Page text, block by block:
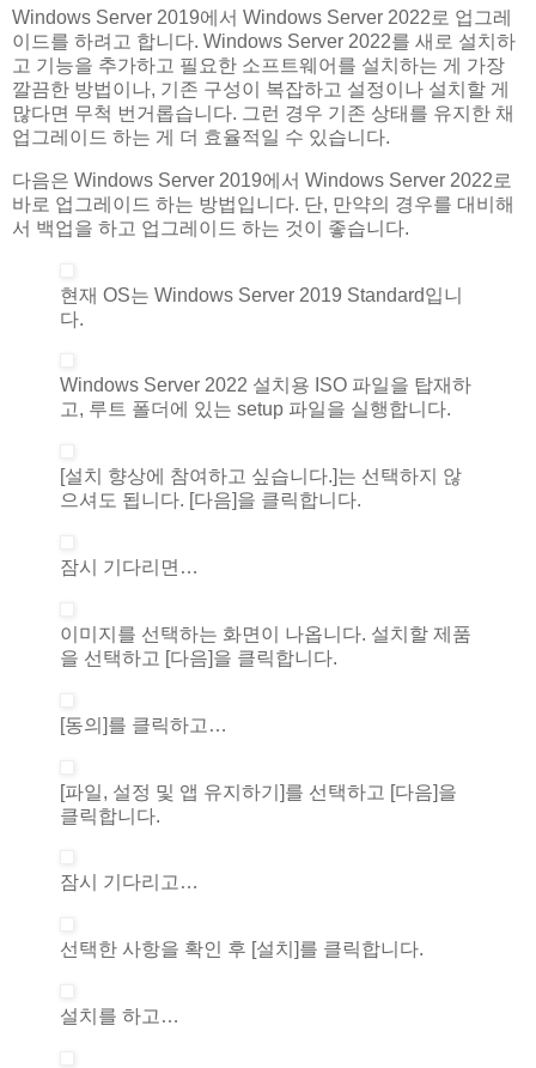
Windows Server 2019에서 Windows Server 2022로 업그레
이드를 하려고 합니다. Windows Server 2022를 새로 설치하
고 기능을 추가하고 필요한 소프트웨어를 설치하는 게 가장
깔끔한 방법이나, 기존 구성이 복잡하고 설정이나 설치할 게
많다면 무척 번거롭습니다. 그런 경우 기존 상태를 유지한 채
업그레이드 하는 게 더 효율적일 수 있습니다.
다음은 Windows Server 2019에서 Windows Server 2022로
바로 업그레이드 하는 방법입니다. 단, 만약의 경우를 대비해
서 백업을 하고 업그레이드 하는 것이 좋습니다.
현재 OS는 Windows Server 2019 Standard입니
다.
Windows Server 2022 설치용 ISO 파일을 탑재하
고, 루트 폴더에 있는 setup 파일을 실행합니다.
[설치 향상에 참여하고 싶습니다.]는 선택하지 않
으셔도 됩니다. [다음]을 클릭합니다.
잠시 기다리면…
이미지를 선택하는 화면이 나옵니다. 설치할 제품
을 선택하고 [다음]을 클릭합니다.
[동의]를 클릭하고…
[파일, 설정 및 앱 유지하기]를 선택하고 [다음]을
클릭합니다.
잠시 기다리고…
선택한 사항을 확인 후 [설치]를 클릭합니다.
설치를 하고…